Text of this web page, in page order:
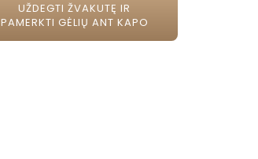
UŽDEGTI ŽVAKUTĘ IR
PAMERKTI GĖLIŲ ANT KAPO